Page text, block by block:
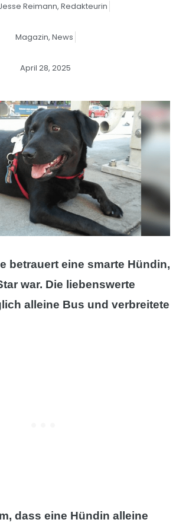
Reimann, Redakteurin
Magazin, News
April 28, 2025
betrauert eine smarte Hündin,
war. Die liebenswerte
alleine Bus und verbreitete
dass eine Hündin alleine